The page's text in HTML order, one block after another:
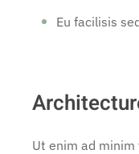
Eu facilisis
Ut enim ad